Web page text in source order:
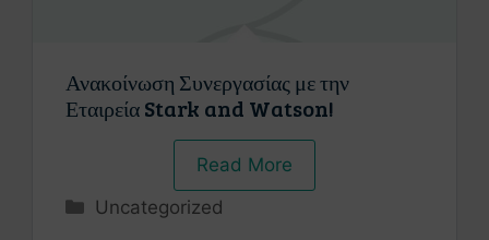
Ανακοίνωση Συνεργασίας με την
Εταιρεία Stark and Watson!
Read More
Uncategorized